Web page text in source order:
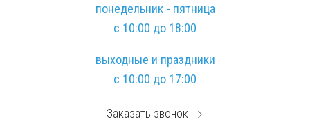
понедельник - пятница
с 10:00 до 18:00
выходные и праздники
с 10:00 до 17:00
Заказать звонок